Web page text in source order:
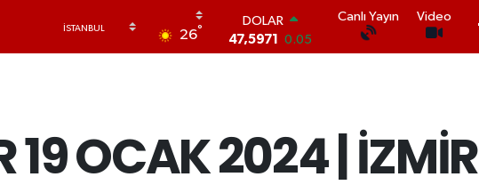
26°
DOLAR
47,5971 0.05
EURO
6518.23 0.39
BİST100
Canlı Yayın Video
19 OCAK 2024 | İZMİR